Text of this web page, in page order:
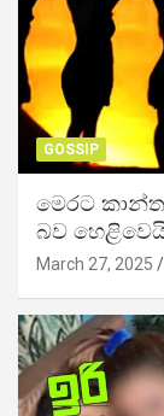
GOSSIP
මෙරට
බව
March 27, 2025